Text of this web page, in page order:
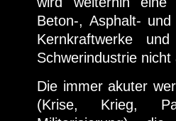
Beton-, Asphalt-
Kernkraftwerke
Schwerindustrie nicht
Die immer akuter
(Krise, Krieg,